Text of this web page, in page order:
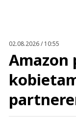
02.08.2026 / 10:55
Amazon